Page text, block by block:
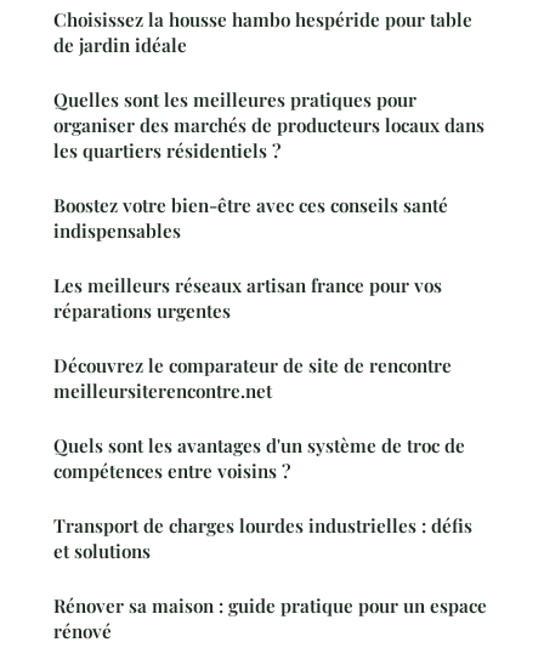
Choisissez la housse hambo hespéride pour table
de jardin idéale
Quelles sont les meilleures pratiques pour
organiser des marchés de producteurs locaux dans
les quartiers résidentiels ?
Boostez votre bien-être avec ces conseils santé
indispensables
Les meilleurs réseaux artisan france pour vos
réparations urgentes
Découvrez le comparateur de site de rencontre
meilleursiterencontre.net
Quels sont les avantages d'un système de troc de
compétences entre voisins ?
Transport de charges lourdes industrielles : défis
et solutions
Rénover sa maison : guide pratique pour un espace
rénové